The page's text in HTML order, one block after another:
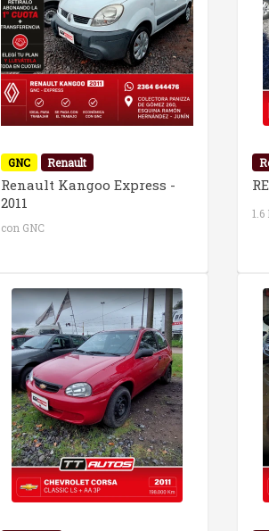
GNC Renault
Renault Kangoo Express -
2011
con GNC